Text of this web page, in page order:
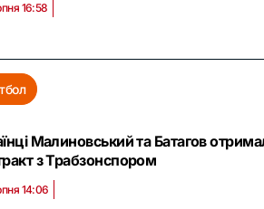
16:58
Малиновський та Батагов
з Трабзонспором
14:06